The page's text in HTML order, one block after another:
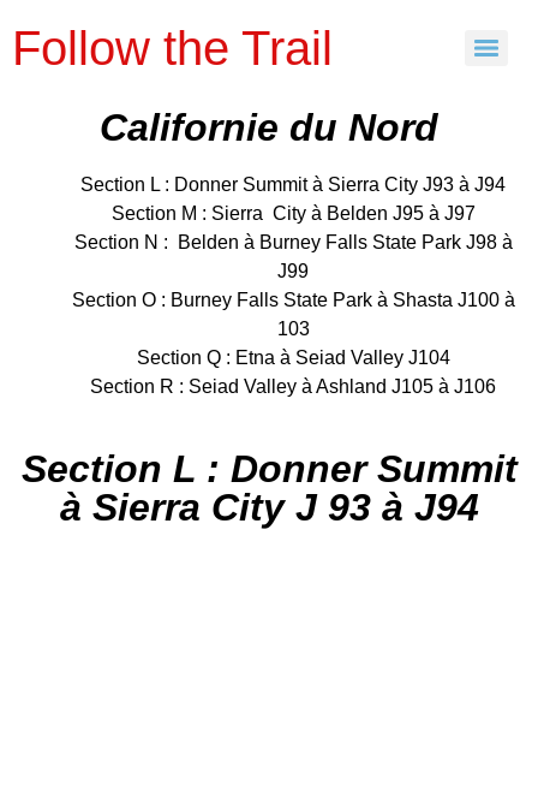
Follow the Trail
Californie du Nord
Section L : Donner Summit à Sierra City J93 à J94
Section M : Sierra City à Belden J95 à J97
Section N : Belden à Burney Falls State Park J98 à
J99
Section O : Burney Falls State Park à Shasta J100 à
103
Section Q : Etna à Seiad Valley J104
Section R : Seiad Valley à Ashland J105 à J106
Section L : Donner Summit
à Sierra City J 93 à J94